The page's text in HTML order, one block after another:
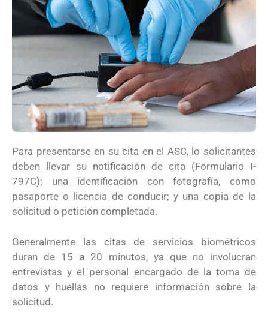
Para presentarse en su cita en el ASC, lo solicitantes
deben llevar su notificación de cita (Formulario I-
797C); una identificación con fotografía, como
pasaporte o licencia de conducir; y una copia de la
solicitud o petición completada.
Generalmente las citas de servicios biométricos
duran de 15 a 20 minutos, ya que no involucran
entrevistas y el personal encargado de la toma de
datos y huellas no requiere información sobre la
solicitud.